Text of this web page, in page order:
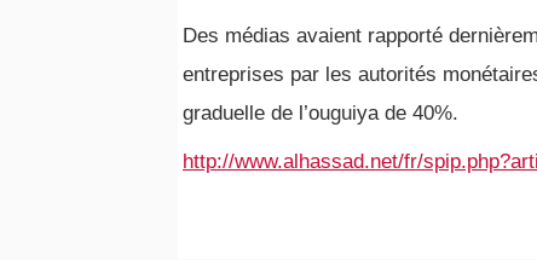
Des médias avaient rapporté
entreprises par les autorités
graduelle de l’ouguiya de 40%.
http://www.alhassad.net/fr/